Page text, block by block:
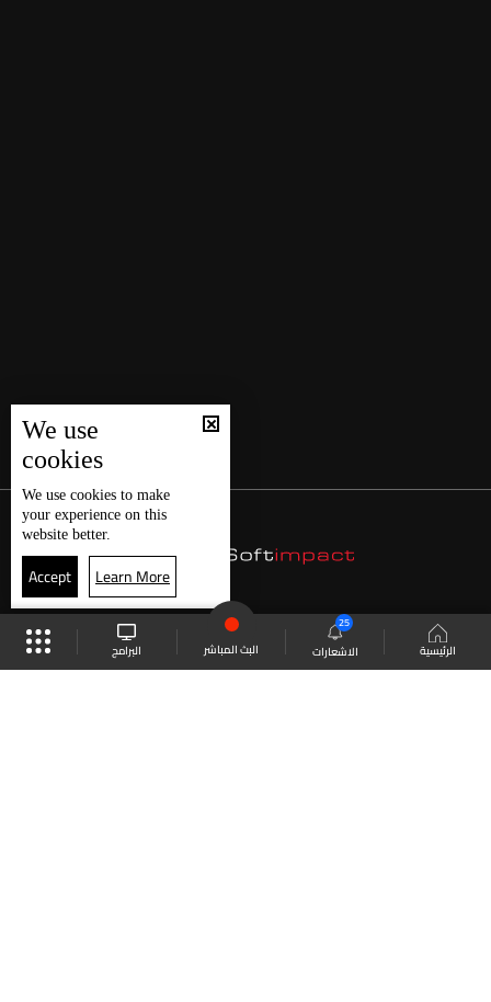
الرئيسية الاشعارات
25
البث المباشر البرامج
We use
cookies
We use cookies to make
your experience on this
website better.
Accept Learn More
موقع البرامج الجدول البث المباشر